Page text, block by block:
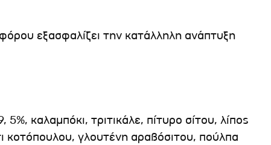
εξασφαλίζει την κατάλληλη ανάπτυξη
καλαμπόκι, τριτικάλε, πίτυρο σίτου, λίπος
γλουτένη αραβόσιτου, πούλπα